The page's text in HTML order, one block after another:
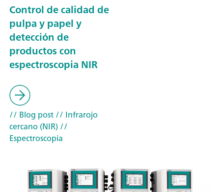
Control de calidad de
pulpa y papel y
detección de
productos con
espectroscopia NIR
// Blog post// Infrarojo
cercano (NIR)//
Espectroscopia